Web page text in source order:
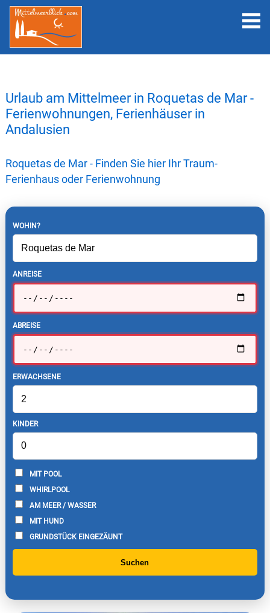
Urlaub am Mittelmeer in Roquetas de Mar -
Ferienwohnungen, Ferienhäuser in
Andalusien
Roquetas de Mar - Finden Sie hier Ihr Traum-
Ferienhaus oder Ferienwohnung
WOHIN?
ANREISE
ABREISE
ERWACHSENE
KINDER
MIT POOL
WHIRLPOOL
AM MEER / WASSER
MIT HUND
GRUNDSTÜCK EINGEZÄUNT
Suchen